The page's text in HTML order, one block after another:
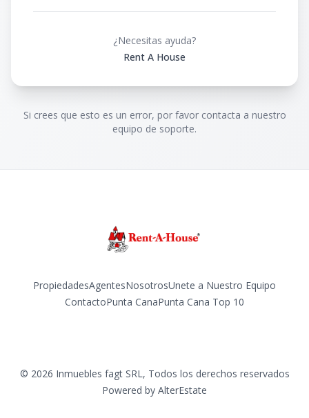
¿Necesitas ayuda?
Rent A House
Si crees que esto es un error, por favor contacta a nuestro
equipo de soporte.
PropiedadesAgentesNosotrosUnete a Nuestro Equipo
ContactoPunta CanaPunta Cana Top 10
© 2026 Inmuebles fagt SRL, Todos los derechos reservados
Powered by AlterEstate